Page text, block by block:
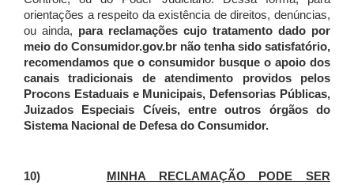
orientações a respeito da existência de direitos, denúncias,
ou ainda, para reclamações cujo tratamento dado por
meio do Consumidor.gov.br não tenha sido satisfatório,
recomendamos que o consumidor busque o apoio dos
canais tradicionais de atendimento providos pelos
Procons Estaduais e Municipais, Defensorias Públicas,
Juizados Especiais Cíveis, entre outros órgãos do
Sistema Nacional de Defesa do Consumidor.
10)
MINHA RECLAMAÇÃO PODE SER